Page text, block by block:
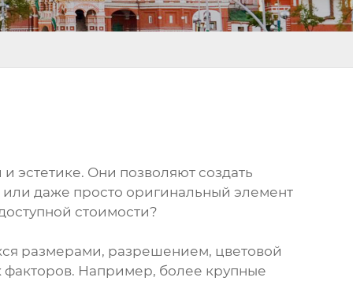
эстетике. Они позволяют создать
даже просто оригинальный элемент
стоимости?
размерами, разрешением, цветовой
факторов. Например, более крупные